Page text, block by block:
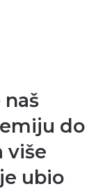
naš
do
više
ubio